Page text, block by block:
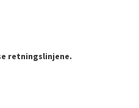
retningslinjene.